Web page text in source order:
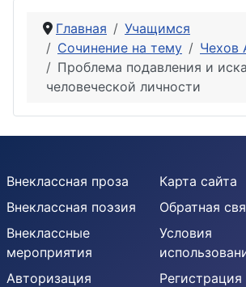
Главная
Учащимся
Сочинение на тему
Чехов
Проблема подавления и
человеческой личности
Внеклассная проза
Внеклассная поэзия
Внеклассные
мероприятия
Авторизация
Карта сайта
Обратная
Условия
Регистрация